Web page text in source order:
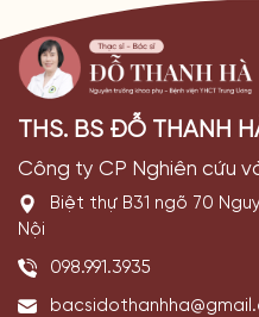
THS. BS ĐỖ THANH
Công ty CP Nghiên cứu
Biệt thự B31 ngõ 70
Nội
098.991.3935